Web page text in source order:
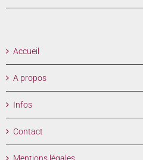
Accueil
A propos
Infos
Contact
Mentions légales